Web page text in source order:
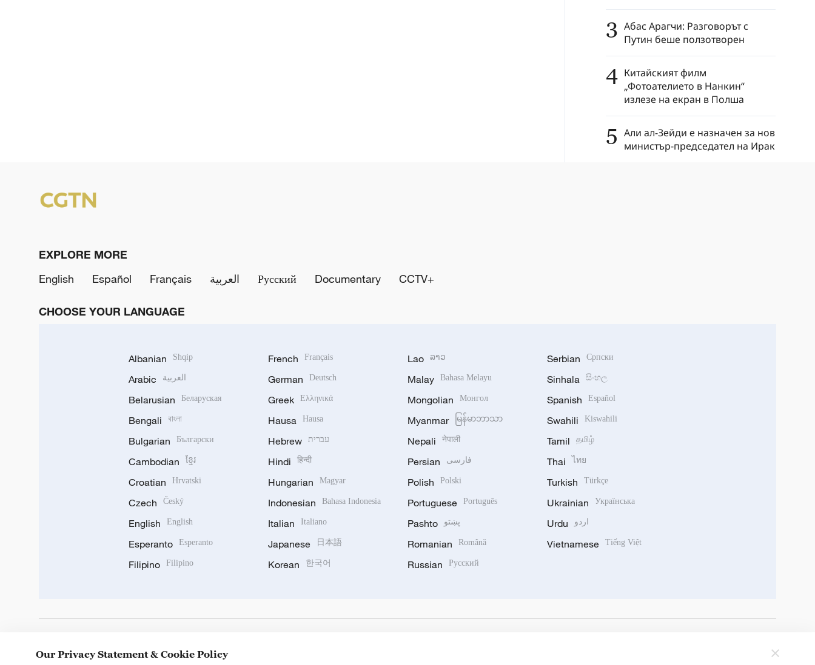
3 Абас Арагчи: Разговорът с
Путин беше ползотворен
4 Китайският филм
„Фотоателието в Нанкин“
излезе на екран в Полша
5 Али ал-Зейди е назначен за нов
министър-председател на Ирак
EXPLORE MORE
English
Español Français العربية Русский Documentary CCTV+
CHOOSE YOUR LANGUAGE
Albanian Shqip
Arabic العربية
Belarusian Беларуская
Bengali বাংলা
Bulgarian Български
Cambodian ខ្មែរ
Croatian Hrvatski
Czech Český
English English
Esperanto Esperanto
Filipino Filipino
French Français
German Deutsch
Greek Ελληνικά
Hausa Hausa
Hebrew עברית
Hindi हिन्दी
Hungarian Magyar
Indonesian Bahasa Indonesia
Italian Italiano
Japanese 日本語
Korean 한국어
Lao ລາວ
Malay Bahasa Melayu
Mongolian Монгол
Myanmar မြန်မာဘာသာ
Nepali नेपाली
Persian فارسی
Polish Polski
Portuguese Português
Pashto پښتو
Romanian Română
Russian Русский
Serbian Српски
Sinhala සිංහල
Spanish Español
Swahili Kiswahili
Tamil தமிழ்
Thai ไทย
Turkish Türkçe
Ukrainian Українська
Urdu اردو
Vietnamese Tiếng Việt
Our Privacy Statement & Cookie Policy